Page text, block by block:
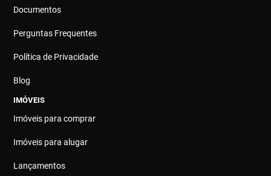
Documentos
Perguntas Frequentes
Política de Privacidade
Blog
IMÓVEIS
Imóveis para comprar
Imóveis para alugar
Lançamentos